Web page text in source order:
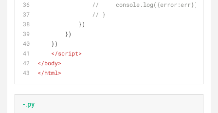
//     console.log({error:err})
// }
            })
        })
    })
</script>
</body>
</html>
-.py